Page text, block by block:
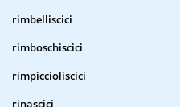
rimbelliscici
rimboschiscici
rimpiccioliscici
rinascici